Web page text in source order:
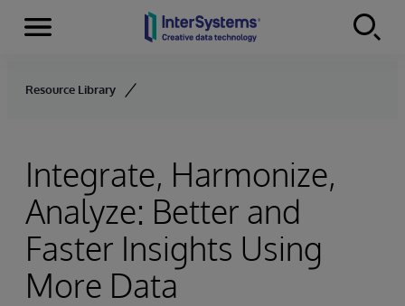
Skip to content
Menu
Resource Library
Integrate, Harmonize,
Analyze: Better and
Faster Insights Using
More Data